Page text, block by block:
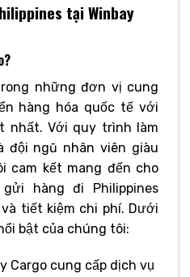
tại Winbay
những đơn vị cung
hàng hóa quốc tế với
nhất. Với quy trình làm
đội ngũ nhân viên giàu
cam kết mang đến cho
hàng đi Philippines
tiết kiệm chi phí. Dưới
bật của chúng tôi:
Cargo cung cấp dịch vụ